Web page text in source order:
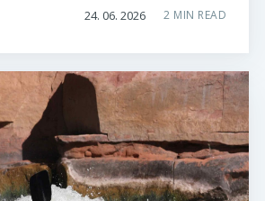
24. 06. 2026 2 MIN READ